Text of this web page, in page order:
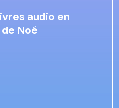
audio en
Noé